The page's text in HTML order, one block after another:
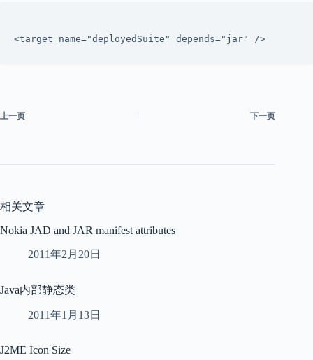
<target name="deployedSuite" depends="jar" />
上一页 下一页
相关文章
Nokia JAD and JAR manifest attributes
2011年2月20日
Java内部静态类
2011年1月13日
J2ME Icon Size